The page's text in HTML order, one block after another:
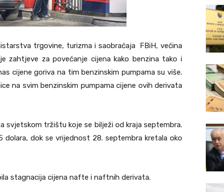
trgovine, turizma i saobraćaja FBiH, većina
zahtjeve za povećanje cijena kako benzina tako i
cijene goriva na tim benzinskim pumpama su više.
na svim benzinskim pumpama cijene ovih derivata
svjetskom tržištu koje se bilježi od kraja septembra.
dok se vrijednost 28. septembra kretala oko
stagnacija cijena nafte i naftnih derivata.